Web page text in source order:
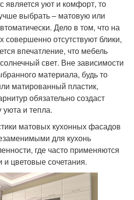
является уют и комфорт, то
выбрать – матовую или
Дело в том, что на
совершенно отсутствуют блики,
впечатление, что мебель
свет. Вне зависимости
материала, будь то
матированный пластик,
обязательно создаст
и тепла.
матовых кухонных фасадов
для кухонь
где часто применяются
и цветовые сочетания.